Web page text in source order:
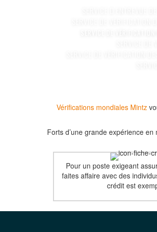
Vérifications mondiales Mintz
Forts d’une grande expérience
Pour un poste exigeant
faites affaire avec des
crédit est